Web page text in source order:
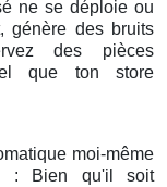
ne se déploie ou
génère des bruits
des pièces
que ton store
moi-même
: Bien qu'il soit